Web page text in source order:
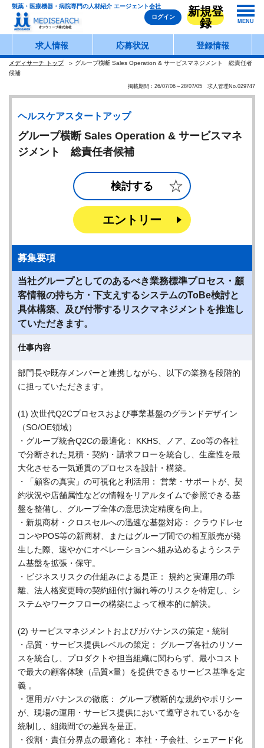
製薬・医療機器・病院専門の人材紹介 エージェント会社
ログイン
新規登
録
MENU
求人情報 応募状況 登録情報
メディサーチ トップ
グループ横断 Sales Operation & サービスマネジメント 総責任者
候補
掲載期間：26/07/06～28/07/05 求人管理No.029747
ヘルスケアスタートアップ
グループ横断 Sales Operation & サービスマネ
ジメント 総責任者候補
検討する
エントリー
募集要項
当社グループとしてのあるべき業務標準プロセス・顧
客情報の持ち方・下支えするシステムのToBe検討と
具体構築、及び付帯するリスクマネジメントを推進し
ていただきます。
仕事内容
部門長や既存メンバーと連携しながら、以下の業務を段階的
に担っていただきます。
(1) 次世代Q2Cプロセスおよび事業基盤のグランドデザイン
（SO/OE領域）
・グループ統合Q2Cの最適化： KKHS、ノア、Zoo等の各社
で分断された見積・契約・請求フローを統合し、生産性を最
大化させる一気通貫のプロセスを設計・構築。
・「顧客の真実」の可視化と利活用： 営業・サポートが、契
約状況や店舗属性などの情報をリアルタイムで参照できる基
盤を整備し、グループ全体の意思決定精度を向上。
・新規商材・クロスセルへの迅速な基盤対応： クラウドレセ
コンやPOS等の新商材、またはグループ間での相互販売が発
生した際、速やかにオペレーションへ組み込めるようシステ
ム基盤を拡張・保守。
・ビジネスリスクの仕組みによる是正： 規約と実運用の乖
離、法人格変更時の契約紐付け漏れ等のリスクを特定し、シ
ステムやワークフローの構築によって根本的に解決。
(2) サービスマネジメントおよびガバナンスの策定・統制
・品質・サービス提供レベルの策定： グループ各社のリソー
スを統合し、プロダクトや担当組織に関わらず、最小コスト
で最大の顧客体験（品質×量）を提供できるサービス基準を定
義 。
・運用ガバナンスの徹底： グループ横断的な規約やポリシー
が、現場の運用・サービス提供において遵守されているかを
統制し、組織間での差異を是正。
・役割・責任分界点の最適化： 本社・子会社、シェアード化